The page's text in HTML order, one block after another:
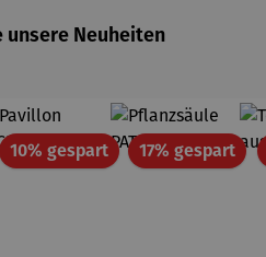
unsere Neuheiten
10% gespartRabatt17% gespart